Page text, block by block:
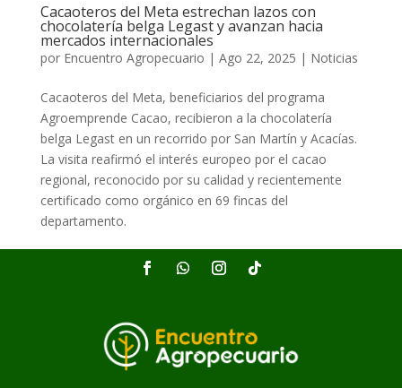
Cacaoteros del Meta estrechan lazos con
chocolatería belga Legast y avanzan hacia
mercados internacionales
por Encuentro Agropecuario | Ago 22, 2025 | Noticias
Cacaoteros del Meta, beneficiarios del programa
Agroemprende Cacao, recibieron a la chocolatería
belga Legast en un recorrido por San Martín y Acacías.
La visita reafirmó el interés europeo por el cacao
regional, reconocido por su calidad y recientemente
certificado como orgánico en 69 fincas del
departamento.